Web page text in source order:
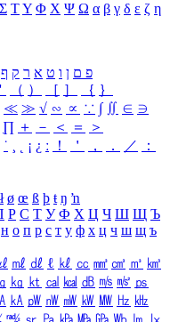
Σ ΤΥ Φ Χ Ψ Ω α β γ δ ε ζ η
פ ם ן ו ט א ר ק ף
（ ） ［ ］ ｛ ｝
≪ ≫ √ ∽ ∝ ∵ ∫ ∬ ∈ ∋
∏ ＋ － ＜ ＝
＞
˙ ¸ ¡ ¿ ː ！ ＇ ， ． ／
：
ł ø œ ß þ ŧ ŋ ŉ
Р С Т У Ф Х Ц Ч Ш Щ Ъ
н о п р с т у ф х ц ч ш щ ъ
㎖ ㎗ ℓ ㎘ ㏄ ㎣ ㎤ ㎥ ㎦
㎏ ㏏ ㎈ ㎉ ㏈ ㎧ ㎨ ㎰
㎄ ㎺ ㎻ ㎽ ㎾ ㎿ ㎐ ㎑